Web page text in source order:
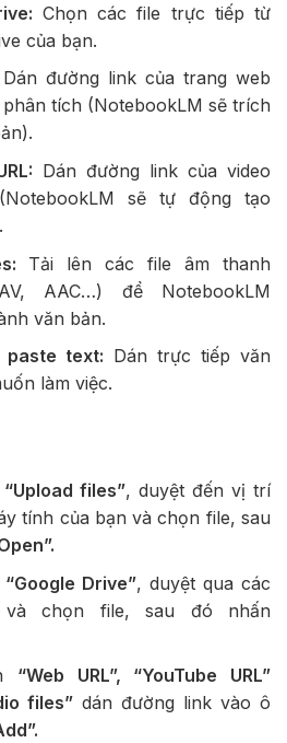
Chọn các file trực tiếp từ
của bạn.
Dán đường link của trang web
tích (NotebookLM sẽ trích
Dán đường link của video
sẽ tự động tạo
Tải lên các file âm thanh
AAC…) để NotebookLM
văn bản.
paste text: Dán trực tiếp văn
làm việc.
“Upload files”, duyệt đến vị trí
tính của bạn và chọn file, sau
“Google Drive”, duyệt qua các
chọn file, sau đó nhấn
“Web URL”, “YouTube URL”
files”dán đường link vào ô